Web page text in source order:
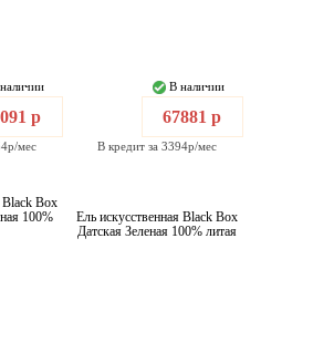
р
мес
В наличии
67881 р
В кредит за 3394р/мес
Black Box
100%
Ель искусственная Black Box
Датская Зеленая 100% литая